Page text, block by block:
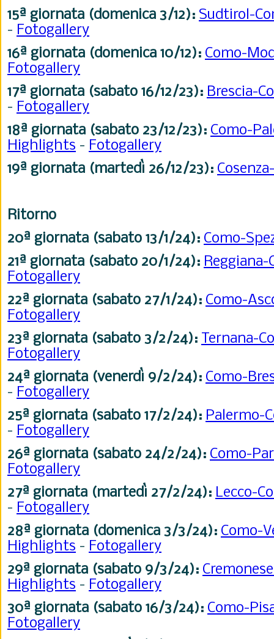
15ª giornata (domenica 3/12): Sudtirol-
- Fotogallery
16ª giornata (domenica 10/12): Como-
Fotogallery
17ª giornata (sabato 16/12/23): Brescia-
- Fotogallery
18ª giornata (sabato 23/12/23): Como-
Highlights - Fotogallery
19ª giornata (martedì 26/12/23):
Ritorno
20ª giornata (sabato 13/1/24): Como-
21ª giornata (sabato 20/1/24):
Fotogallery
22ª giornata (sabato 27/1/24): Como-
Fotogallery
23ª giornata (sabato 3/2/24): Ternana-
Fotogallery
24ª giornata (venerdì 9/2/24): Como-
- Fotogallery
25ª giornata (sabato 17/2/24): Palermo-
- Fotogallery
26ª giornata (sabato 24/2/24): Como-
Fotogallery
27ª giornata (martedì 27/2/24): Lecco-
- Fotogallery
28ª giornata (domenica 3/3/24): Como-
Highlights - Fotogallery
29ª giornata (sabato 9/3/24):
Highlights - Fotogallery
30ª giornata (sabato 16/3/24): Como-
Fotogallery